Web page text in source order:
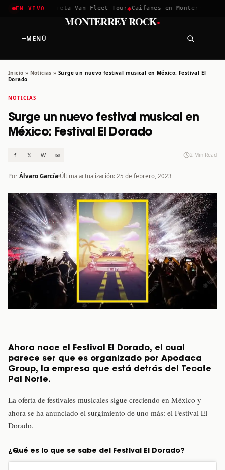
EN VIVO
2026✱Greta Van Fleet Tour✱Caifanes en Monterrey · 12
MENÚ
MONTERREY ROCK·
Inicio » Noticias » Surge un nuevo festival musical en México: Festival El
Dorado
NOTICIAS
Surge un nuevo festival musical en
México: Festival El Dorado
f 𝕏 W ✉ 2 Min Read
Por Álvaro García Última actualización: 25 de febrero, 2023
Ahora nace el Festival El Dorado, el cual
parece ser que es organizado por Apodaca
Group, la empresa que está detrás del Tecate
Pal Norte.
La oferta de festivales musicales sigue creciendo en México y
ahora se ha anunciado el surgimiento de uno más: el Festival El
Dorado.
¿Qué es lo que se sabe del Festival El Dorado?